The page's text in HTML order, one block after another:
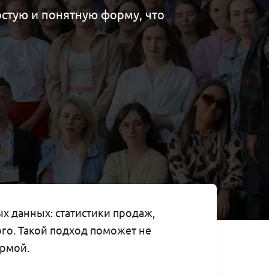
и понятную форму, что
данных: статистики продаж,
Такой подход поможет не